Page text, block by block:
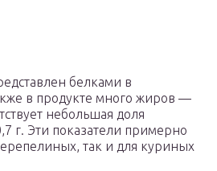
белками в
в продукте много жиров —
небольшая доля
г. Эти показатели примерно
так и для куриных